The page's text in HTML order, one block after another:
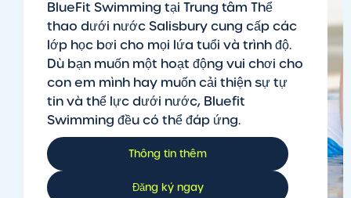
BlueFit Swimming tại Trung tâm Thể
thao dưới nước Salisbury cung cấp các
lớp học bơi cho mọi lứa tuổi và trình độ.
Dù bạn muốn một hoạt động vui chơi cho
con em mình hay muốn cải thiện sự tự
tin và thể lực dưới nước, Bluefit
Swimming đều có thể đáp ứng.
Thông tin thêm
Đăng ký ngay